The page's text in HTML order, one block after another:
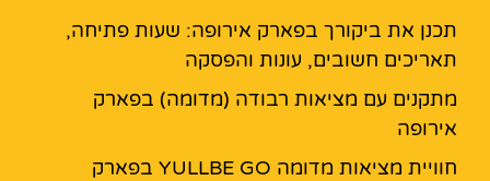
תכנן את ביקורך בפארק אירופה: שעות פתיחה,
תאריכים חשובים, עונות והפסקה
מתקנים עם מציאות רבודה (מדומה) בפארק
אירופה
חוויית מציאות מדומה YULLBE GO בפארק